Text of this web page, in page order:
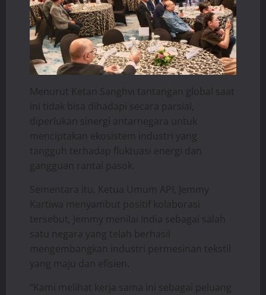
Menurut Ketan Sanghvi tantangan global saat
ini tidak bisa dihadapi secara parsial,
diperlukan sinergi antarnegara untuk
menciptakan ekosistem industri yang
tangguh terhadap fluktuasi energi dan
gangguan rantai pasok.
Sementara itu, Ketua Umum API, Jemmy
Kartiwa menyambut positif kolaborasi
tersebut, Jemmy menilai India sebagai salah
satu negara yang telah berhasil
mengembangkan industri permesinan tekstil
yang maju dan efisien.
“Kami melihat kerja sama ini sebagai peluang